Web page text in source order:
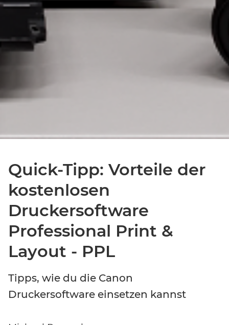
Event-Code hier eingeben
EVENT FINDEN
Quick-Tipp: Vorteile der
kostenlosen
Druckersoftware
Professional Print &
Layout - PPL
Tipps, wie du die Canon
Druckersoftware einsetzen kannst